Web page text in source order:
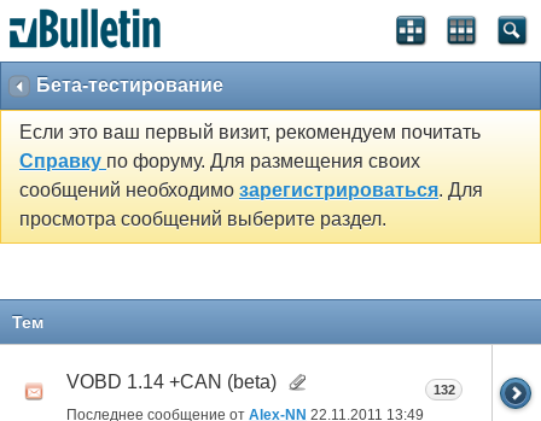
Бета-тестирование
Если это ваш первый визит, рекомендуем почитать
Справку по форуму. Для размещения своих
сообщений необходимо зарегистрироваться. Для
просмотра сообщений выберите раздел.
Тем
VOBD 1.14 +CAN (beta)
Последнее сообщение от Alex-NN 22.11.2011 13:49
132